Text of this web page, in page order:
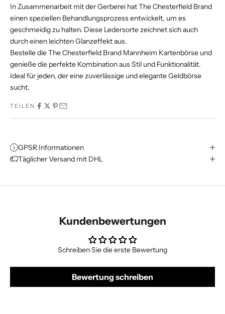
In Zusammenarbeit mit der Gerberei hat The Chesterfield Brand
einen speziellen Behandlungsprozess entwickelt, um es
geschmeidig zu halten. Diese Ledersorte zeichnet sich auch
durch einen leichten Glanzeffekt aus.
Bestelle die The Chesterfield Brand Mannheim Kartenbörse und
genieße die perfekte Kombination aus Stil und Funktionalität.
Ideal für jeden, der eine zuverlässige und elegante Geldbörse
sucht.
TEILEN
GPSR Informationen
Täglicher Versand mit DHL
Kundenbewertungen
Schreiben Sie die erste Bewertung
Bewertung schreiben